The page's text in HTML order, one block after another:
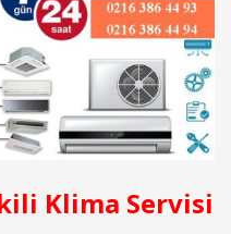
Klima Servisi